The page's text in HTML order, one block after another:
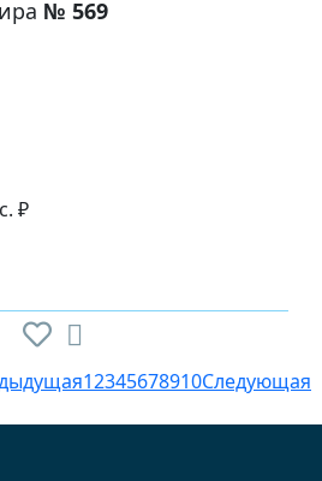
№ 569
₽
12345678910Следующая